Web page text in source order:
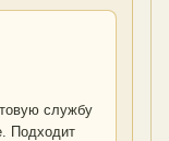
службу
Подходит